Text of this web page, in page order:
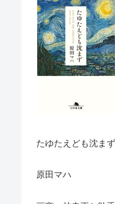
たゆたえども沈ま
原田マハ